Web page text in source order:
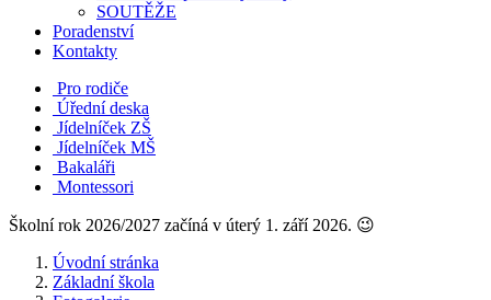
SOUTĚŽE
Poradenství
Kontakty
Pro rodiče
Úřední deska
Jídelníček ZŠ
Jídelníček MŠ
Bakaláři
Montessori
Školní rok 2026/2027 začíná v úterý 1. září 2026. 😉
Úvodní stránka
Základní škola